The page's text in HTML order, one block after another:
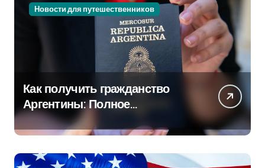
Новости для путешественников
Как получить гражданство
Аргентины: Полное
руководство